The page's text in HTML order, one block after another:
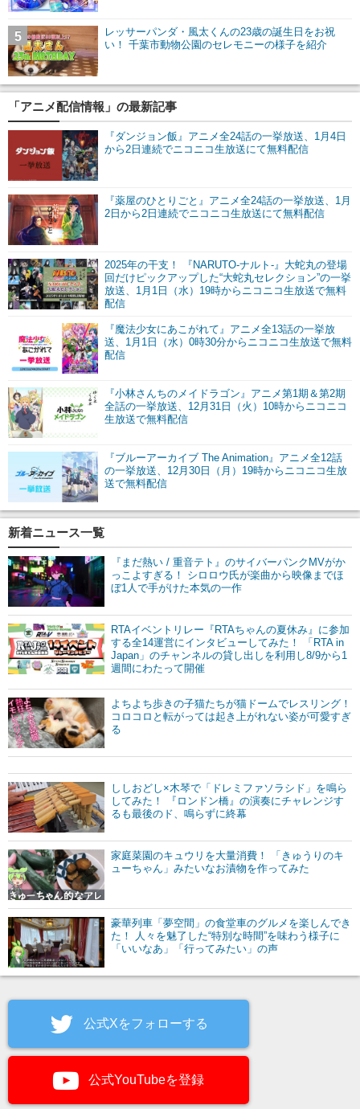
レッサーパンダ・風太くんの23歳の誕生日をお祝
い！ 千葉市動物公園のセレモニーの様子を紹介
5
「アニメ配信情報」の最新記事
『ダンジョン飯』アニメ全24話の一挙放送、1月4日
から2日連続でニコニコ生放送にて無料配信
『薬屋のひとりごと』アニメ全24話の一挙放送、1月
2日から2日連続でニコニコ生放送にて無料配信
2025年の干支！ 『NARUTO-ナルト-』大蛇丸の登場
回だけピックアップした“大蛇丸セレクション”の一挙
放送、1月1日（水）19時からニコニコ生放送で無料
配信
『魔法少女にあこがれて』アニメ全13話の一挙放
送、1月1日（水）0時30分からニコニコ生放送で無料
配信
『小林さんちのメイドラゴン』アニメ第1期＆第2期
全話の一挙放送、12月31日（火）10時からニコニコ
生放送で無料配信
『ブルーアーカイブ The Animation』アニメ全12話
の一挙放送、12月30日（月）19時からニコニコ生放
送で無料配信
新着ニュース一覧
『まだ熱い / 重音テト』のサイバーパンクMVがか
っこよすぎる！ シロロウ氏が楽曲から映像までほ
ぼ1人で手がけた本気の一作
RTAイベントリレー『RTAちゃんの夏休み』に参加
する全14運営にインタビューしてみた！ 「RTA in
Japan」のチャンネルの貸し出しを利用し8/9から1
週間にわたって開催
よちよち歩きの子猫たちが猫ドームでレスリング！
コロコロと転がっては起き上がれない姿が可愛すぎ
る
ししおどし×木琴で「ドレミファソラシド」を鳴ら
してみた！ 『ロンドン橋』の演奏にチャレンジす
るも最後のド、鳴らずに終幕
家庭菜園のキュウリを大量消費！ 「きゅうりのキ
ューちゃん」みたいなお漬物を作ってみた
豪華列車「夢空間」の食堂車のグルメを楽しんでき
た！ 人々を魅了した“特別な時間”を味わう様子に
「いいなあ」「行ってみたい」の声
公式Xをフォローする
公式YouTubeを登録